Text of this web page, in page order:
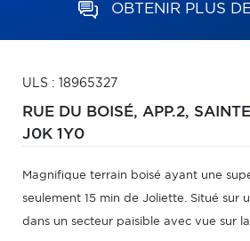
OBTENIR PLUS
ULS : 18965327
RUE DU BOISÉ, APP.2,
J0K 1Y0
Magnifique terrain boisé ayant une
seulement 15 min de Joliette. Situé sur
dans un secteur paisible avec vue sur